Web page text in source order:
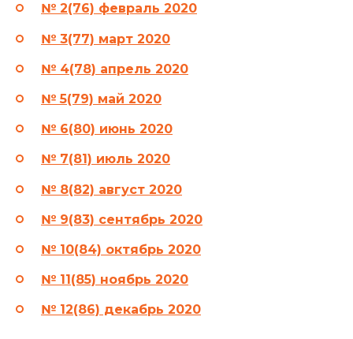
№ 2(76) февраль 2020
№ 3(77) март 2020
№ 4(78) апрель 2020
№ 5(79) май 2020
№ 6(80) июнь 2020
№ 7(81) июль 2020
№ 8(82) август 2020
№ 9(83) сентябрь 2020
№ 10(84) октябрь 2020
№ 11(85) ноябрь 2020
№ 12(86) декабрь 2020